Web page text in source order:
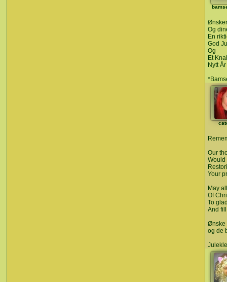
Og
En
God
Og
Et
Nytt År
Our
Would
Your
May
Of
To
And
Ønske
og de